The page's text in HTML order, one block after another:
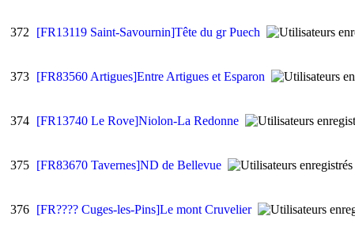
372 [FR13119 Saint-Savournin]Tête du gr Puech
373 [FR83560 Artigues]Entre Artigues et Esparon
374 [FR13740 Le Rove]Niolon-La Redonne
375 [FR83670 Tavernes]ND de Bellevue
376 [FR???? Cuges-les-Pins]Le mont Cruvelier